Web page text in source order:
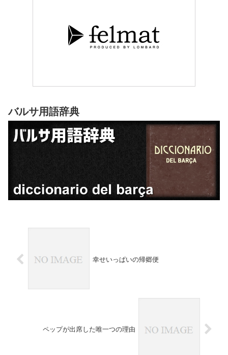
バルサ用語辞典
幸せいっぱいの帰郷便
ペップが出席した唯一つの理由